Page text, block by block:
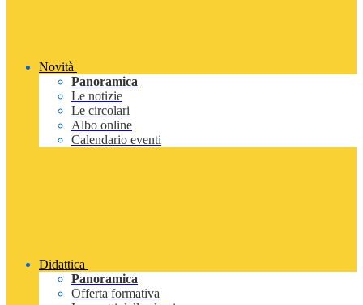
Novità
Panoramica
Le notizie
Le circolari
Albo online
Calendario eventi
Didattica
Panoramica
Offerta formativa